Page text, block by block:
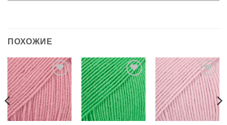
ПОХОЖИЕ
Добавить в
избранное.
Добавить в
избранное.
Добавить в
избранное.